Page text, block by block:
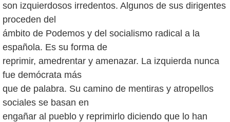
son izquierdosos irredentos. Algunos de sus dirigentes
proceden del
ámbito de Podemos y del socialismo radical a la
española. Es su forma de
reprimir, amedrentar y amenazar. La izquierda nunca
fue demócrata más
que de palabra. Su camino de mentiras y atropellos
sociales se basan en
engañar al pueblo y reprimirlo diciendo que lo han